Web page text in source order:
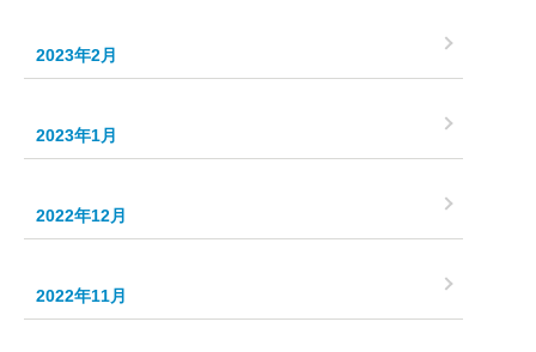
2023年2月
2023年1月
2022年12月
2022年11月